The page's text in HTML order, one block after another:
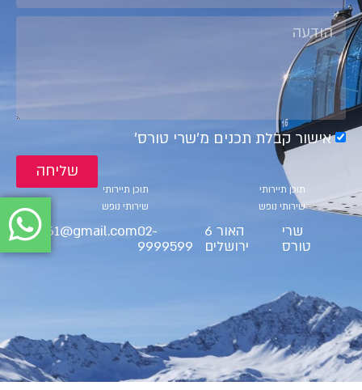
אישור קבלת תכנים מ׳שרי טורס׳
שליחה
תוכן תיירותי
שירותי נופש
תוכן תיירותי
שירותי נופש
שרי
טורס
האור 6
ירושלים
02-
9999599
ct9561@gmail.com